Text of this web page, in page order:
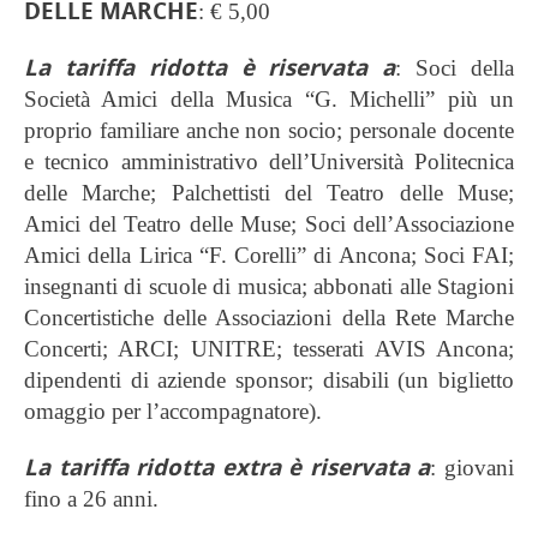
DELLE MARCHE: € 5,00
La tariffa ridotta è riservata a: Soci della
Società Amici della Musica “G. Michelli” più un
proprio familiare anche non socio; personale docente
e tecnico amministrativo dell’Università Politecnica
delle Marche; Palchettisti del Teatro delle Muse;
Amici del Teatro delle Muse; Soci dell’Associazione
Amici della Lirica “F. Corelli” di Ancona; Soci FAI;
insegnanti di scuole di musica; abbonati alle Stagioni
Concertistiche delle Associazioni della Rete Marche
Concerti; ARCI; UNITRE; tesserati AVIS Ancona;
dipendenti di aziende sponsor; disabili (un biglietto
omaggio per l’accompagnatore).
La tariffa ridotta extra è riservata a: giovani
fino a 26 anni.